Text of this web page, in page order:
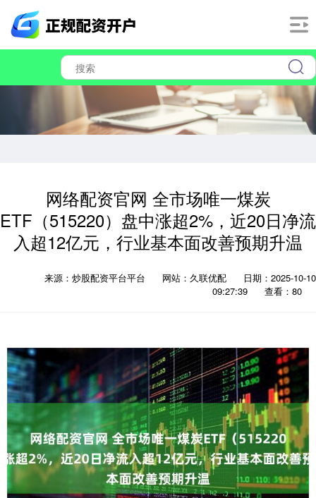
网络配资官网 全市场唯一煤炭
ETF（515220）盘中涨超2%，近20日净流
入超12亿元，行业基本面改善预期升温
来源：炒股配资平台平台 网站：久联优配
日期：2025-10-10
09:27:39
查看：80